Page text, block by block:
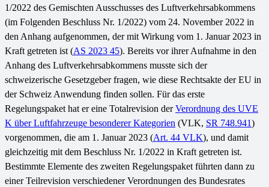
1/2022 des Gemischten Ausschusses des Luftverkehrsabkommens
(im Folgenden Beschluss Nr. 1/2022) vom 24. November 2022 in
den Anhang aufgenommen, der mit Wirkung vom 1. Januar 2023 in
Kraft getreten ist (AS 2023 45). Bereits vor ihrer Aufnahme in den
Anhang des Luftverkehrsabkommens musste sich der
schweizerische Gesetzgeber fragen, wie diese Rechtsakte der EU in
der Schweiz Anwendung finden sollen. Für das erste
Regelungspaket hat er eine Totalrevision derVerordnung des UVE
K über Luftfahrzeuge besonderer Kategorien (VLK, SR 748.941)
vorgenommen, die am 1. Januar 2023 (Art. 44 VLK), und damit
gleichzeitig mit dem Beschluss Nr. 1/2022 in Kraft getreten ist.
Bestimmte Elemente des zweiten Regelungspaket führten dann zu
einer Teilrevision verschiedener Verordnungen des Bundesrates